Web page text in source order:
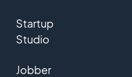
Startup
Studio
Jobber